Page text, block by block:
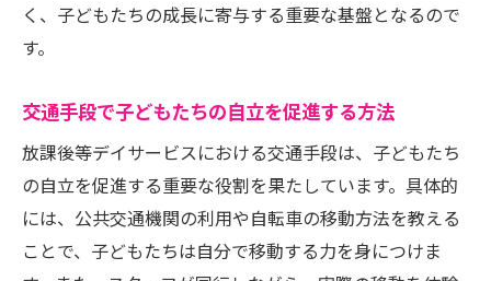
く、子どもたちの成長に寄与する重要な基盤となるので
す。
交通手段で子どもたちの自立を促進する方法
放課後等デイサービスにおける交通手段は、子どもたち
の自立を促進する重要な役割を果たしています。具体的
には、公共交通機関の利用や自転車の移動方法を教える
ことで、子どもたちは自分で移動する力を身につけま